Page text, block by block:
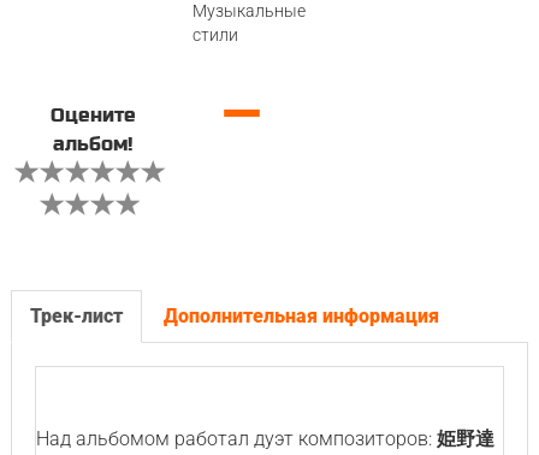
Музыкальные
стили
Оцените
альбом!
—
Трек-лист Дополнительная информация
Над альбомом работал дуэт композиторов: 姫野達